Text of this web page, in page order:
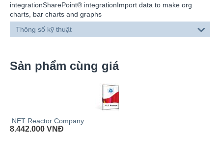
integrationSharePoint® integrationImport data to make org
charts, bar charts and graphs
Thông số kỹ thuật
Sản phẩm cùng giá
.NET Reactor Company
8.442.000 VNĐ